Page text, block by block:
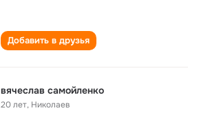
Добавить в друзья
вячеслав самойленко
20 лет, Николаев